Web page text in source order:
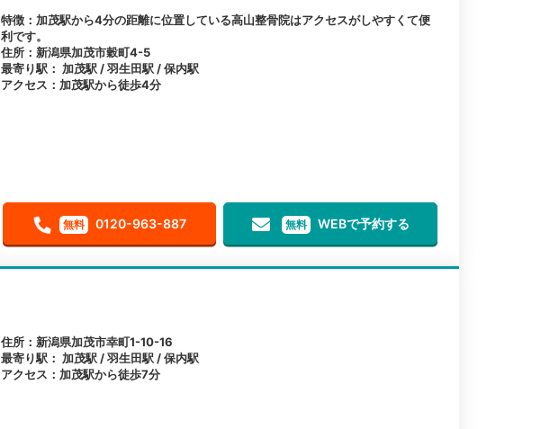
特徴：加茂駅から4分の距離に位置している高山整骨院はアクセスがしやすくて便
利です。
住所：新潟県加茂市穀町4-5
最寄り駅： 加茂駅 / 羽生田駅 / 保内駅
アクセス：加茂駅から徒歩4分
無料 0120-963-887 無料 WEBで予約する
住所：新潟県加茂市幸町1-10-16
最寄り駅： 加茂駅 / 羽生田駅 / 保内駅
アクセス：加茂駅から徒歩7分